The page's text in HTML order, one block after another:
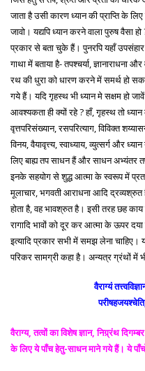
जाता है उसी कारण ध्यान की प्राप्ति के
जावो। यद्यपि ध्यान करने वाला पुरुष वैसा
प्रकार से बता चुके हैं। पुनरपि यहाँ
गाथा में बताया है- तपश्चर्या, ज्ञानाराधना
रथ की धुरा को धारण करने में समर्थ हो
गये हैं। यदि गृहस्थ भी ध्यान मे सक्षम हो
आवश्यकता ही क्यों रहे ? हाँ, गृहस्थ तो
वृत्तपरिसंख्यान, रसपरित्याग, विविक्त
विनय, वैयावृत्त्य, स्वाध्याय, व्युत्सर्ग और
लिए बाह्य तप साधन हैं और साधन अभ्यंतर
इनके सहयोग से शुद्ध आत्मा के स्वरूप में
मूलाचार, भगवती आराधना आदि
होता है, वह भावश्रुत है। इसी तरह छह
रागादि भावों को दूर कर आत्मा के ऊपर
इत्यादि प्रकार सभी में समझ लेना
परिकर सामग्री कहा है। अन्यत्र ग्रंथों में
वैराग्यं
वैराग्य, तत्वों का विशेष ज्ञान, निग्र्रंथ
के लिए ये पाँच हेतु-साधन माने गये हैं। ये